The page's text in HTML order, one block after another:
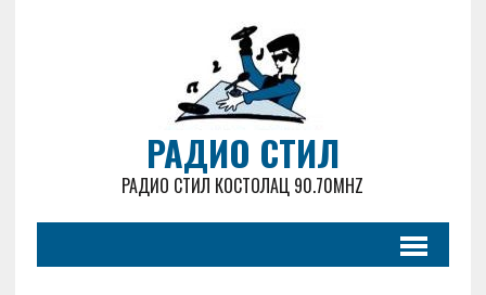
РАДИО СТИЛ
РАДИО СТИЛ КОСТОЛАЦ 90.70MHZ